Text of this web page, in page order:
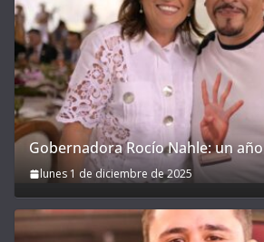
Gobernadora Rocío Nahle: un año
lunes 1 de diciembre de 2025